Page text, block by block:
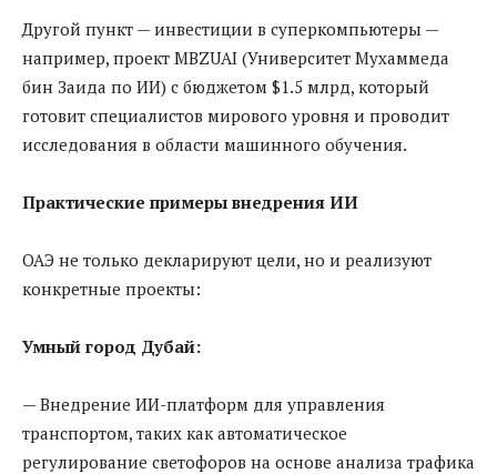
Другой пункт — инвестиции в суперкомпьютеры —
например, проект MBZUAI (Университет Мухаммеда
бин Заида по ИИ) с бюджетом $1.5 млрд, который
готовит специалистов мирового уровня и проводит
исследования в области машинного обучения.
Практические примеры внедрения ИИ
ОАЭ не только декларируют цели, но и реализуют
конкретные проекты:
Умный город Дубай:
— Внедрение ИИ-платформ для управления
транспортом, таких как автоматическое
регулирование светофоров на основе анализа трафика